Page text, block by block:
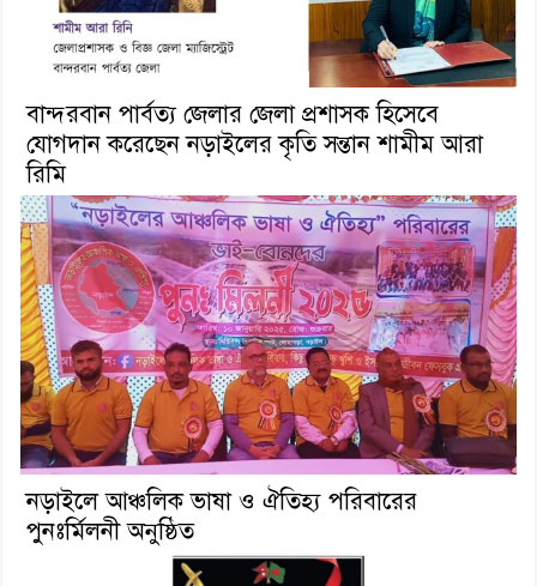
বান্দরবান পার্বত্য জেলার জেলা প্রশাসক হিসেবে
যোগদান করেছেন নড়াইলের কৃতি সন্তান শামীম আরা
রিমি
নড়াইলে আঞ্চলিক ভাষা ও ঐতিহ্য পরিবারের
পুনঃর্মিলনী অনুষ্ঠিত